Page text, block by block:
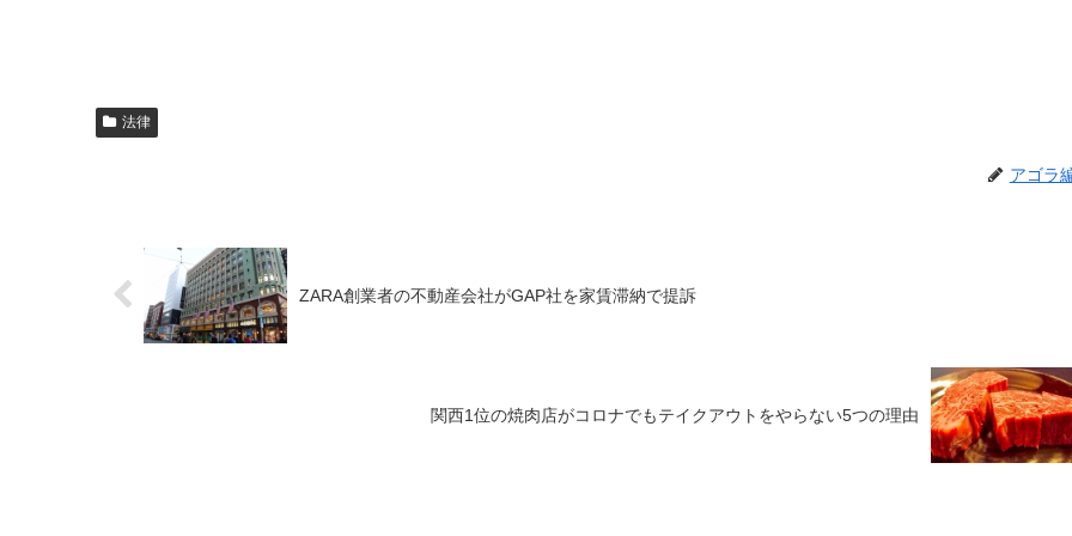
法律
アゴラ
ZARA創業者の不動産会社がGAP社を家賃滞納で提訴
関西1位の焼肉店がコロナでもテイクアウトをやらない5つの理由